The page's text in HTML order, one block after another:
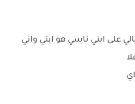
على ابني ناسي هو ابني واني